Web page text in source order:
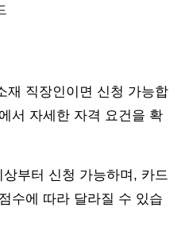
재 직장인이면 신청 가능합
서 자세한 자격 요건을 확
상부터 신청 가능하며, 카드
수에 따라 달라질 수 있습